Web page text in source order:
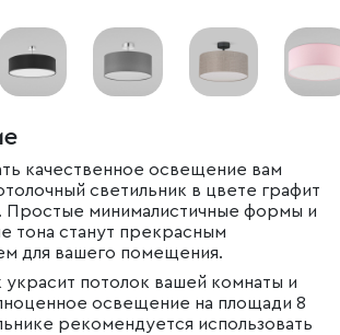
качественное освещение вам
светильник в цвете графит
Простые минималистичные формы и
тона станут прекрасным
для вашего помещения.
украсит потолок вашей комнаты и
освещение на площади 8
рекомендуется использовать